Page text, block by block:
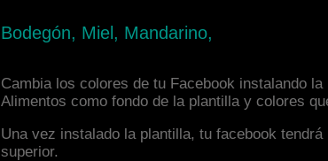
Bodegón, Miel, Mandarino,
Cambia los colores de tu Facebook instalando
Alimentos como fondo de la plantilla y colores
Una vez instalado la plantilla, tu facebook
superior.